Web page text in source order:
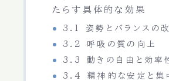
たらす具体的な効果
3.1 姿勢とバランスの
3.2 呼吸の質の向上
3.3 動きの自由と効率
3.4 精神的な安定と集